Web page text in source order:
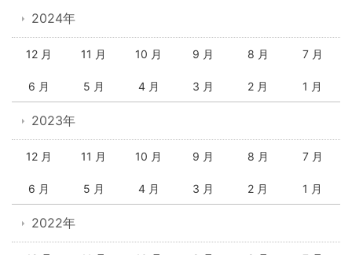
2024年
12 月 11 月 10 月 9 月 8 月 7 月
6 月 5 月 4 月 3 月 2 月 1 月
2023年
12 月 11 月 10 月 9 月 8 月 7 月
6 月 5 月 4 月 3 月 2 月 1 月
2022年